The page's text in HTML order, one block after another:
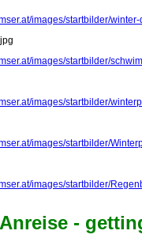
images/startbilder/
images/startbilder/
images/startbilder/
images/startbilder/
images/startbilder/
Anreise -